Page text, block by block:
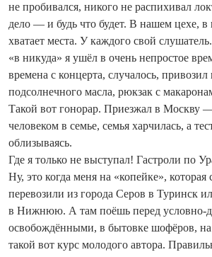
не пробивался, никого не распихивал
дело — и будь что будет. В нашем цехе,
хватает места. У каждого свой
«в никуда» я ушёл в очень непростое
времена с концерта, случалось, привозил
подсолнечного масла, рюкзак с
Такой вот гонорар. Приезжал в Москву
человеком в семье, семья харчилась, а
облизываясь.
Где я только не выступал! Гастроли по
Ну, это когда меня на «копейке», которая
перевозили из города Серов в Туринск
в Нижнюю. А там поёшь перед условно-
освобождёнными, в бытовке шофёров,
такой вот курс молодого автора.